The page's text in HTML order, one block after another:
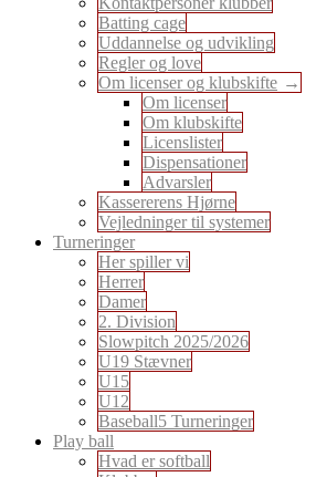
Batting cage
Uddannelse og udvikling
Regler og love
Om licenser og klubskifte
Om licenser
Om klubskifte
Licenslister
Dispensationer
Advarsler
Kassererens Hjørne
Vejledninger til systemer
Turneringer
Her spiller vi
Herrer
Damer
2. Division
Slowpitch 2025/2026
U19 Stævner
U15
U12
Baseball5 Turneringer
Play ball
Hvad er softball